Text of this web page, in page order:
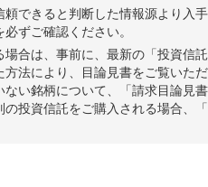
できると判断した情報源より入
ずご確認ください。
合は、事前に、最新の「投資信
方法により、目論見書をご覧いた
い銘柄について、「請求目論見
投資信託をご購入される場合、